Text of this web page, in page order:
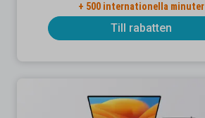
+ 500 internationella minuter
Till rabatten